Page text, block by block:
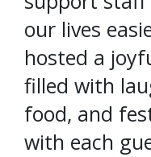
our lives
hosted a
filled with
food, and
with each